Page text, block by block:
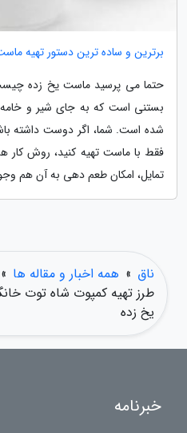
برترین و ساده ترین دستور تهیه
حتما می پرسید ماست یخ زده
بستنی است که به جای شیر و
شده است. شما، اگر دوست داشته
فقط با ماست تهیه کنید، روش کار
تمایل، امکان طعم دهی به آن هم
ناق » همه اخبار و مقاله ها »
طرز تهیه کمپوت شاه توت
یخ زده
خبرنامه